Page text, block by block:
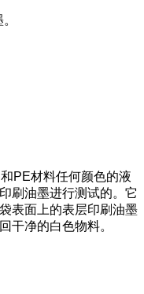
PE材料任何颜色的液
刷油墨进行测试的。它
表面上的表层印刷油墨
干净的白色物料。